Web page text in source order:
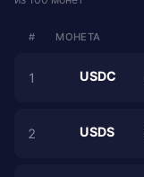
# МОНЕТА
1 USDC
2 USDS